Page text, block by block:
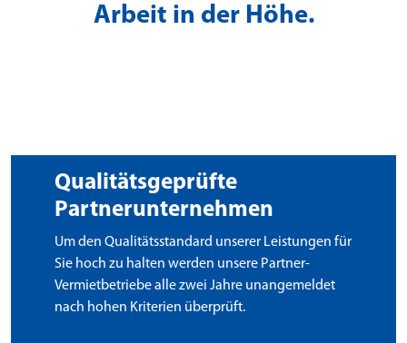
Arbeit in der Höhe.
Qualitätsgeprüfte
Partnerunternehmen
Um den Qualitätsstandard unserer Leistungen für
Sie hoch zu halten werden unsere Partner-
Vermietbetriebe alle zwei Jahre unangemeldet
nach hohen Kriterien überprüft.